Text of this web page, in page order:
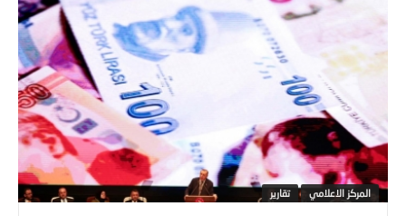
المركز الاعلامي تقارير